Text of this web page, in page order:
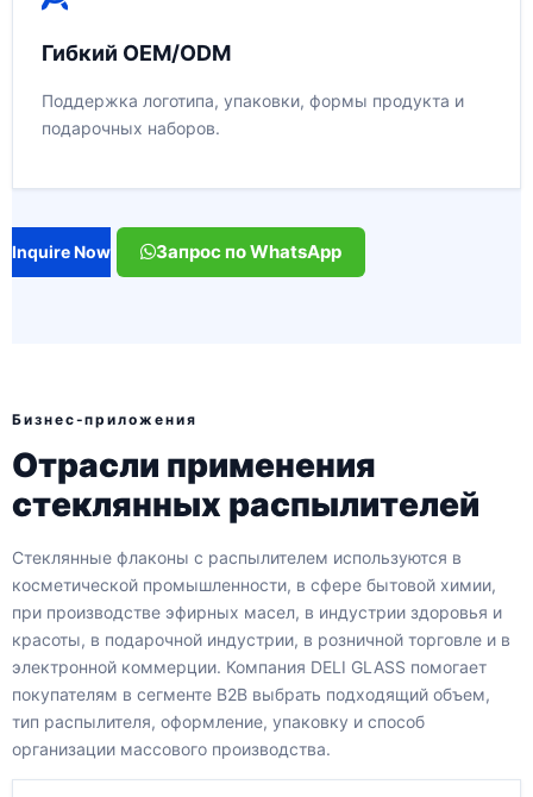
Гибкий OEM/ODM
Поддержка логотипа, упаковки, формы продукта и
подарочных наборов.
Inquire Now Запрос по WhatsApp
Бизнес-приложения
Отрасли применения
стеклянных распылителей
Стеклянные флаконы с распылителем используются в
косметической промышленности, в сфере бытовой химии,
при производстве эфирных масел, в индустрии здоровья и
красоты, в подарочной индустрии, в розничной торговле и в
электронной коммерции. Компания DELI GLASS помогает
покупателям в сегменте B2B выбрать подходящий объем,
тип распылителя, оформление, упаковку и способ
организации массового производства.